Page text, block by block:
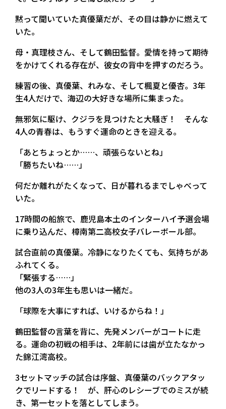
黙って聞いていた真優葉だが、その目は静かに燃えて
いた。
母・真理枝さん、そして鶴田監督。愛情を持って期待
をかけてくれる存在が、彼女の背中を押すのだろう。
練習の後、真優葉、れみな、そして楓夏と優杏。3年
生4人だけで、海辺の大好きな場所に集まった。
無邪気に駆け、クジラを見つけたと大騒ぎ！ そんな
4人の青春は、もうすぐ運命のときを迎える。
「あとちょっとか……、頑張らないとね」
「勝ちたいね……」
何だか離れがたくなって、日が暮れるまでしゃべって
いた。
17時間の船旅で、鹿児島本土のインターハイ予選会場
に乗り込んだ、樟南第二高校女子バレーボール部。
試合直前の真優葉。冷静になりたくても、気持ちがあ
ふれてくる。
「緊張する……」
他の3人の3年生も思いは一緒だ。
「球際を大事にすれば、いけるからね！」
鶴田監督の言葉を背に、先発メンバーがコートに走
る。運命の初戦の相手は、2年前には歯が立たなかっ
た錦江湾高校。
3セットマッチの試合は序盤、真優葉のバックアタッ
クでリードする！ が、肝心のレシーブでのミスが続
き、第一セットを落としてしまう。